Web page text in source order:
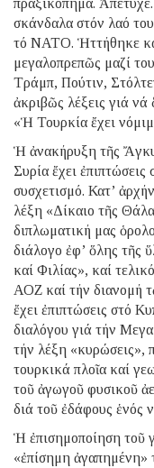
σκάνδαλα στόν λαό
τό ΝΑΤΟ. Ἡττήθηκε
μεγαλοπρεπῶς μαζί
Τράμπ, Πούτιν,
ἀκριβῶς λέξεις γιά
«Ἡ Τουρκία ἔχει
Ἡ ἀνακήρυξη τῆς
Συρία ἔχει
συσχετισμό. Κατ’
λέξη «Δίκαιο τῆς
διπλωματική μας
διάλογο ἐφ’ ὅλης τῆς
καί Φιλίας», καί
ΑΟΖ καί τήν διανομή
ἔχει ἐπιπτώσεις στό
διαλόγου γιά τήν
τήν λέξη «κυρώσεις»,
τουρκικά πλοῖα καί
τοῦ ἀγωγοῦ φυσικοῦ
διά τοῦ ἐδάφους ἑνός
Ἡ ἐπισημοποίηση τοῦ
«ἐπίσημη ἀγαπημένη»